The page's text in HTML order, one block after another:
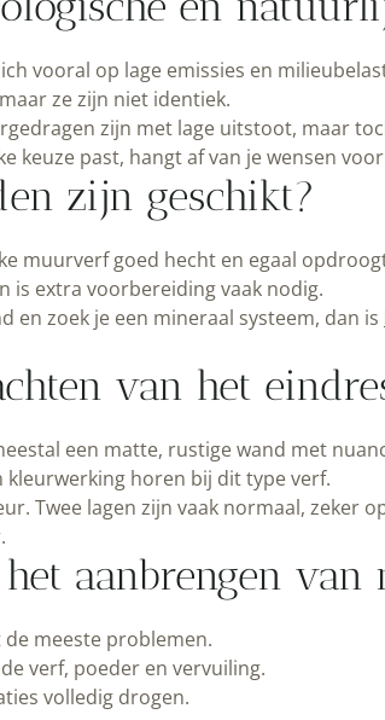
vooral op lage emissies en
ze zijn niet identiek.
zijn met lage uitstoot, maar
keuze past, hangt af van je wensen
zijn geschikt?
muurverf goed hecht en egaal
is extra voorbereiding vaak nodig.
en zoek je een mineraal systeem, dan is
van het
een matte, rustige wand met
horen bij dit type verf.
Twee lagen zijn vaak normaal,
aanbrengen
meeste problemen.
verf, poeder en vervuiling.
volledig drogen.